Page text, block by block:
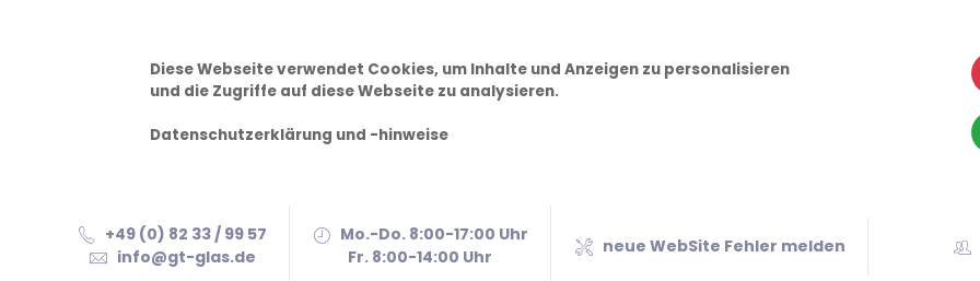
Diese Webseite verwendet Cookies, um Inhalte und Anzeigen zu personalisieren
und die Zugriffe auf diese Webseite zu analysieren.
Datenschutzerklärung und -hinweise
+49 (0) 82 33 / 99 57
info@gt-glas.de
Mo.-Do. 8:00-17:00 Uhr
Fr. 8:00-14:00 Uhr
neue WebSite Fehler melden